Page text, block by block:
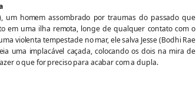
um homem assombrado por traumas do passado que
em uma ilha remota, longe de qualquer contato com o
violenta tempestade no mar, ele salva Jesse (Bodhi Rae
uma implacável caçada, colocando os dois na mira de
o que for preciso para acabar com a dupla.